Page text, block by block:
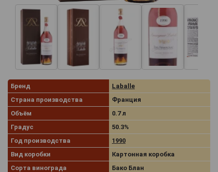
Бренд
Laballe
Страна производства
Франция
Объём
0.7 л
Градус
50.3%
Год производства
1990
Вид коробки
Картонная коробка
Сорта винограда
Бако Блан